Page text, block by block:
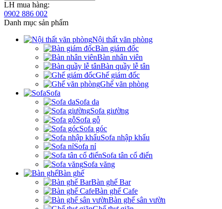
LH mua hàng:
0902 886 002
Danh mục sản phẩm
Nội thất văn phòng
Bàn giám đốc
Bàn nhân viên
Bàn quầy lễ tân
Ghế giám đốc
Ghế văn phòng
Sofa
Sofa da
Sofa giường
Sofa gỗ
Sofa góc
Sofa nhập khẩu
Sofa nỉ
Sofa tân cổ điển
Sofa văng
Bàn ghế
Bàn ghế Bar
Bàn ghế Cafe
Bàn ghế sân vườn